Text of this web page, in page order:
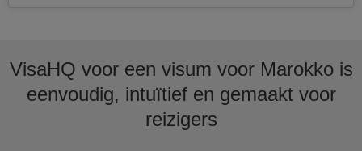
VisaHQ voor een visum voor Marokko is
eenvoudig, intuïtief en gemaakt voor
reizigers